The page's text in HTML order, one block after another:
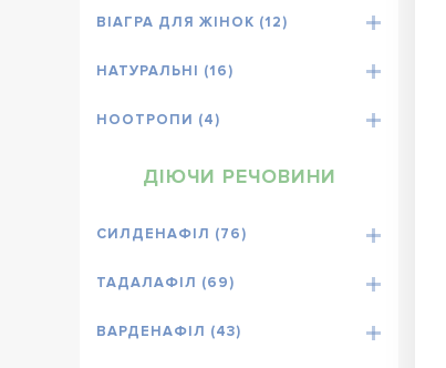
ВІАГРА ДЛЯ ЖІНОК (12)
НАТУРАЛЬНІ (16)
НООТРОПИ (4)
ДІЮЧИ РЕЧОВИНИ
СИЛДЕНАФІЛ (76)
ТАДАЛАФІЛ (69)
ВАРДЕНАФІЛ (43)